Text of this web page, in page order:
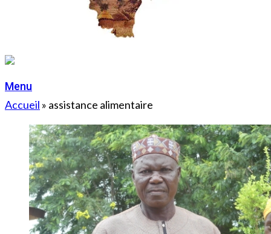
Menu
Accueil » assistance alimentaire